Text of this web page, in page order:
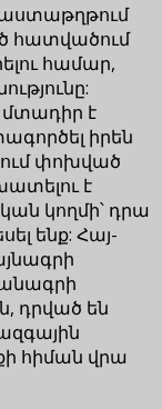
հատվածում
համար,
է
իրեն
փոխված
է
կողմի՝ դրա
ենք: Հայ-
դրված են
հիման վրա